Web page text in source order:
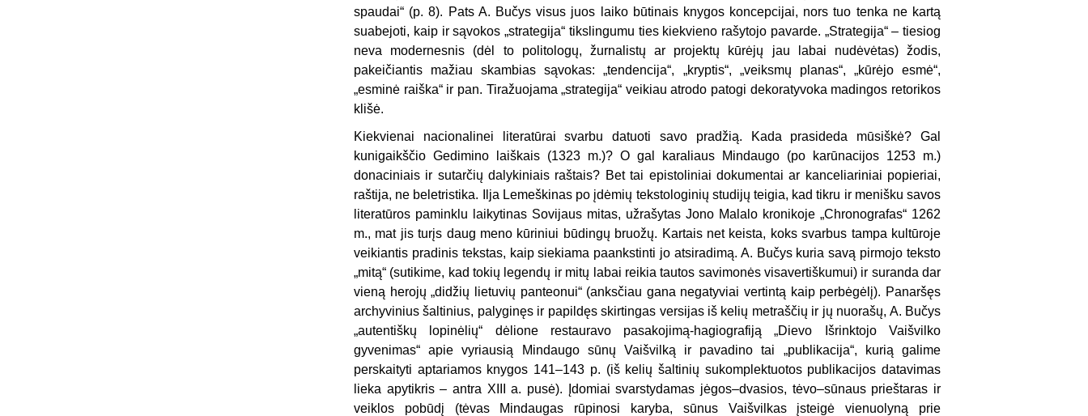
spaudai“ (p. 8). Pats A. Bučys visus juos laiko būtinais knygos koncepcijai, nors tuo tenka ne kartą
suabejoti, kaip ir sąvokos „strategija“ tikslingumu ties kiekvieno rašytojo pavarde. „Strategija“ – tiesiog
neva modernesnis (dėl to politologų, žurnalistų ar projektų kūrėjų jau labai nudėvėtas) žodis,
pakeičiantis mažiau skambias sąvokas: „tendencija“, „kryptis“, „veiksmų planas“, „kūrėjo esmė“,
„esminė raiška“ ir pan. Tiražuojama „strategija“ veikiau atrodo patogi dekoratyvoka madingos retorikos
klišė.
Kiekvienai nacionalinei literatūrai svarbu datuoti savo pradžią. Kada prasideda mūsiškė? Gal
kunigaikščio Gedimino laiškais (1323 m.)? O gal karaliaus Mindaugo (po karūnacijos 1253 m.)
donaciniais ir sutarčių dalykiniais raštais? Bet tai epistoliniai dokumentai ar kanceliariniai popieriai,
raštija, ne beletristika. Ilja Lemeškinas po įdėmių tekstologinių studijų teigia, kad tikru ir menišku savos
literatūros paminklu laikytinas Sovijaus mitas, užrašytas Jono Malalo kronikoje „Chronografas“ 1262
m., mat jis turįs daug meno kūriniui būdingų bruožų. Kartais net keista, koks svarbus tampa kultūroje
veikiantis pradinis tekstas, kaip siekiama paankstinti jo atsiradimą. A. Bučys kuria savą pirmojo teksto
„mitą“ (sutikime, kad tokių legendų ir mitų labai reikia tautos savimonės visavertiškumui) ir suranda dar
vieną herojų „didžių lietuvių panteonui“ (anksčiau gana negatyviai vertintą kaip perbėgėlį). Panaršęs
archyvinius šaltinius, palyginęs ir papildęs skirtingas versijas iš kelių metraščių ir jų nuorašų, A. Bučys
„autentiškų lopinėlių“ dėlione restauravo pasakojimą-hagiografiją „Dievo Išrinktojo Vaišvilko
gyvenimas“ apie vyriausią Mindaugo sūnų Vaišvilką ir pavadino tai „publikacija“, kurią galime
perskaityti aptariamos knygos 141–143 p. (iš kelių šaltinių sukomplektuotos publikacijos datavimas
lieka apytikris – antra XIII a. pusė). Įdomiai svarstydamas jėgos–dvasios, tėvo–sūnaus prieštaras ir
veiklos pobūdį (tėvas Mindaugas rūpinosi karyba, sūnus Vaišvilkas įsteigė vienuolyną prie